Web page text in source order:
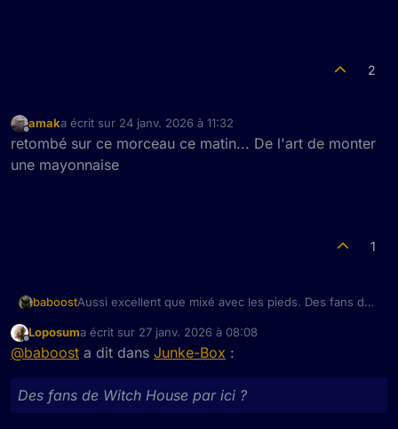
2
Hors-ligne
amaka écrit sur 24 janv. 2026 à 11:32
dernière édition par
retombé sur ce morceau ce matin... De l'art de monter
une mayonnaise
1
baboostAussi excellent que mixé avec les pieds. Des fans de
Hors-ligne
Loposuma écrit sur 27 janv. 2026 à 08:08
dernière édition par
@baboost a dit dans Junke-Box :
Des fans de Witch House par ici ?